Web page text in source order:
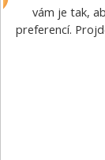
příslušný HTML
HTML kódu
Ukázka
vám je tak,
preferencí.